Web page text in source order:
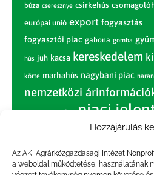
Hozzájárulás
Az AKI Agrárközgazdasági Intézet
a weboldal működtetése, használatának
búza cseresznye csirkehús
európai unió export fogyasztás
fogyasztói piac gabona gomba
hús juh kacsa kereskedelem
körte marhahús nagybani piac
nemzetközi
piac piaci
sertés sertéshús
szarvasmarha termelés
ár tojás világpiac